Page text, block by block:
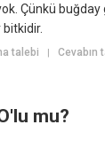
Çünkü buğday
talebi |Cevabın
mu?